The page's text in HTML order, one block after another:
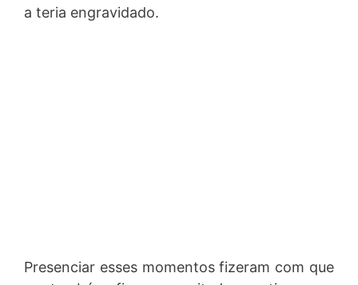
a teria engravidado.
Presenciar esses momentos fizeram com que